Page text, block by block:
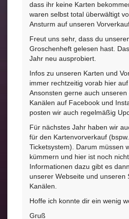
dass ihr keine Karten
waren selbst total überwältigt
Ansturm auf unseren
Freut uns sehr, dass du
Groschenheft gelesen hast.
Jahr neu ausprobiert.
Infos zu unseren Karten und
immer rechtzeitig vorab hier
Ansonsten gerne auch unseren
Kanälen auf Facebook und
posten wir auch regelmäßig
Für nächstes Jahr haben wir
für den Kartenvorverkauf
Ticketsystem). Darum müssen
kümmern und hier ist noch
Informationen dazu gibt es
unserer Webseite und unseren
Kanälen.
Hoffe ich konnte dir ein wenig
Gruß